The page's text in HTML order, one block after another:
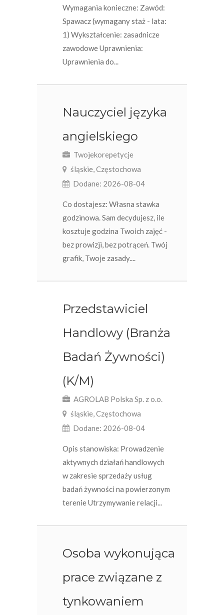
Wymagania konieczne: Zawód:
Spawacz (wymagany staż - lata:
1) Wykształcenie: zasadnicze
zawodowe Uprawnienia:
Uprawnienia do...
Nauczyciel języka
angielskiego
Twojekorepetycje
śląskie, Częstochowa
Dodane: 2026-08-04
Co dostajesz: Własna stawka
godzinowa. Sam decydujesz, ile
kosztuje godzina Twoich zajęć -
bez prowizji, bez potrąceń. Twój
grafik, Twoje zasady....
Przedstawiciel
Handlowy (Branża
Badań Żywności)
(K/M)
AGROLAB Polska Sp. z o.o.
śląskie, Częstochowa
Dodane: 2026-08-04
Opis stanowiska: Prowadzenie
aktywnych działań handlowych
w zakresie sprzedaży usług
badań żywności na powierzonym
terenie Utrzymywanie relacji...
Osoba wykonująca
prace związane z
tynkowaniem